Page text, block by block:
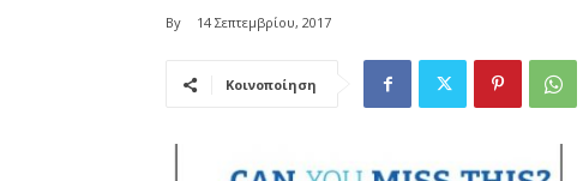
By 14 Σεπτεμβρίου, 2017
Κοινοποίηση